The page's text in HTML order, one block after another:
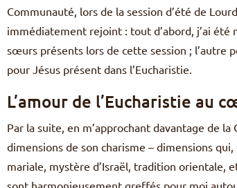
Communauté, lors de la session d’été de
immédiatement rejoint : tout d’abord, j’ai
sœurs présents lors de cette session ; l’autre
pour Jésus présent dans l’Eucharistie.
L’amour de l’Eucharistie au
Par la suite, en m’approchant davantage de
dimensions de son charisme – dimensions
mariale, mystère d’Israël, tradition orientale,